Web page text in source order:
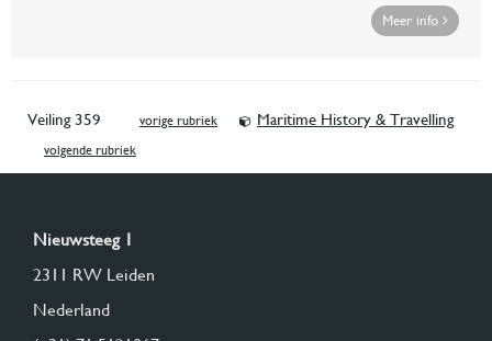
Meer info
Veiling 359 vorige rubriek Maritime History & Travelling
volgende rubriek
Nieuwsteeg 1
2311 RW Leiden
Nederland